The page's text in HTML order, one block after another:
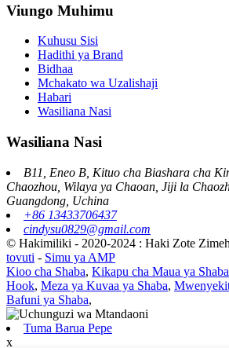
Viungo Muhimu
Kuhusu Sisi
Hadithi ya Brand
Bidhaa
Mchakato wa Uzalishaji
Habari
Wasiliana Nasi
Wasiliana Nasi
B11, Eneo B, Kituo cha Biashara cha
Chaozhou, Wilaya ya Chaoan, Jiji la
Guangdong, Uchina
+86 13433706437
cindysu0829@gmail.com
© Hakimiliki - 2020-2024 : Haki Zote
tovuti - Simu ya AMP
Kioo cha Shaba, Kikapu cha Maua ya Shaba
Hook, Meza ya Kuvaa ya Shaba,
Bafuni ya Shaba,
Tuma Barua Pepe
x